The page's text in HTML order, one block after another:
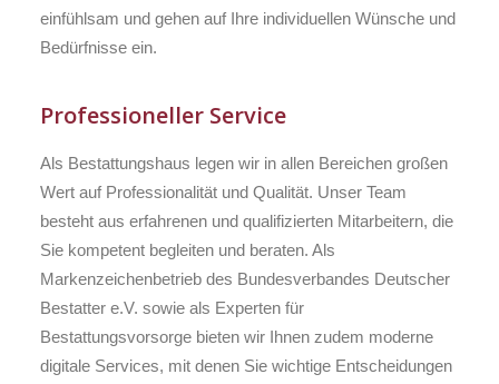
einfühlsam und gehen auf Ihre individuellen Wünsche und
Bedürfnisse ein.
Professioneller Service
Als Bestattungshaus legen wir in allen Bereichen großen
Wert auf Professionalität und Qualität. Unser Team
besteht aus erfahrenen und qualifizierten Mitarbeitern, die
Sie kompetent begleiten und beraten. Als
Markenzeichenbetrieb des Bundesverbandes Deutscher
Bestatter e.V. sowie als Experten für
Bestattungsvorsorge bieten wir Ihnen zudem moderne
digitale Services, mit denen Sie wichtige Entscheidungen